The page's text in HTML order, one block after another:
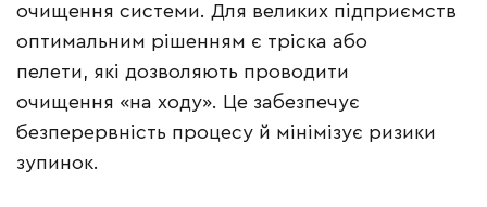
очищення системи. Для великих підприємств
оптимальним рішенням є тріска або
пелети, які дозволяють проводити
очищення «на ходу». Це забезпечує
безперервність процесу й мінімізує ризики
зупинок.